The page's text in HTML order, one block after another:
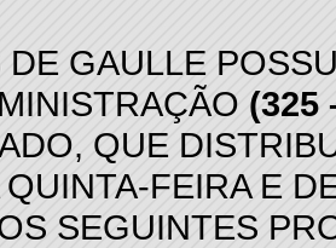
GAULLE
(325
QUE
QUINTA-FEIRA E
SEGUINTES